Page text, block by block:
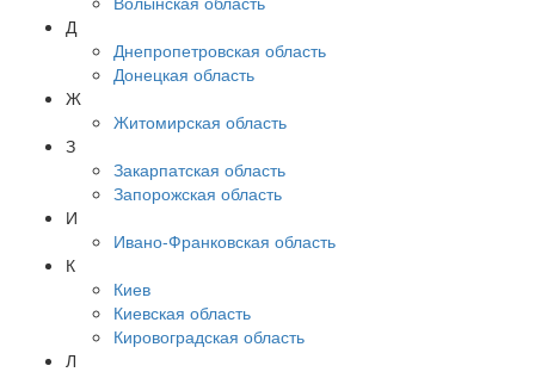
Д
Днепропетровская область
Донецкая область
Ж
Житомирская область
З
Закарпатская область
Запорожская область
И
Ивано-Франковская область
К
Киев
Киевская область
Кировоградская область
Л